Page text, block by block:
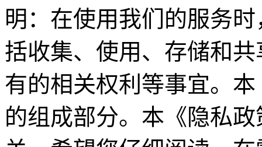
明：在使用我们的服务
括收集、使用、存储和
有的相关权利等事宜。
的组成部分。本《隐私